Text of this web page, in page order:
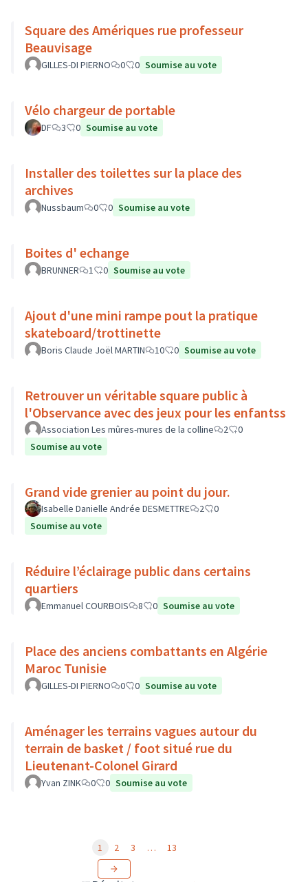
Square des Amériques rue professeur
Beauvisage
GILLES-DI PIERNO 0 0 Soumise au vote
Vélo chargeur de portable
DF 3 0 Soumise au vote
Installer des toilettes sur la place des
archives
Nussbaum 0 0 Soumise au vote
Boites d' echange
BRUNNER 1 0 Soumise au vote
Ajout d'une mini rampe pout la pratique
skateboard/trottinette
Boris Claude Joël MARTIN 10 0 Soumise au vote
Retrouver un véritable square public à
l'Observance avec des jeux pour les enfantss
Association Les mûres-mures de la colline 2
0
Soumise au vote
Grand vide grenier au point du jour.
Isabelle Danielle Andrée DESMETTRE 2
0
Soumise au vote
Réduire l’éclairage public dans certains
quartiers
Emmanuel COURBOIS 8 0 Soumise au vote
Place des anciens combattants en Algérie
Maroc Tunisie
GILLES-DI PIERNO 0 0 Soumise au vote
Aménager les terrains vagues autour du
terrain de basket / foot situé rue du
Lieutenant-Colonel Girard
Yvan ZINK 0 0 Soumise au vote
1 2 3 … 13